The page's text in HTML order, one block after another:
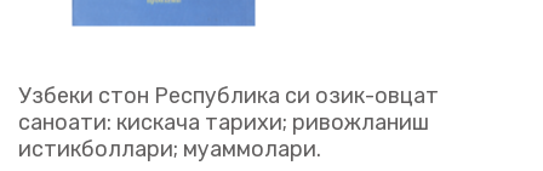
Узбеки стон Республика си озик-овцат
саноати: кискача тарихи; ривожланиш
истикболлари; муаммолари.